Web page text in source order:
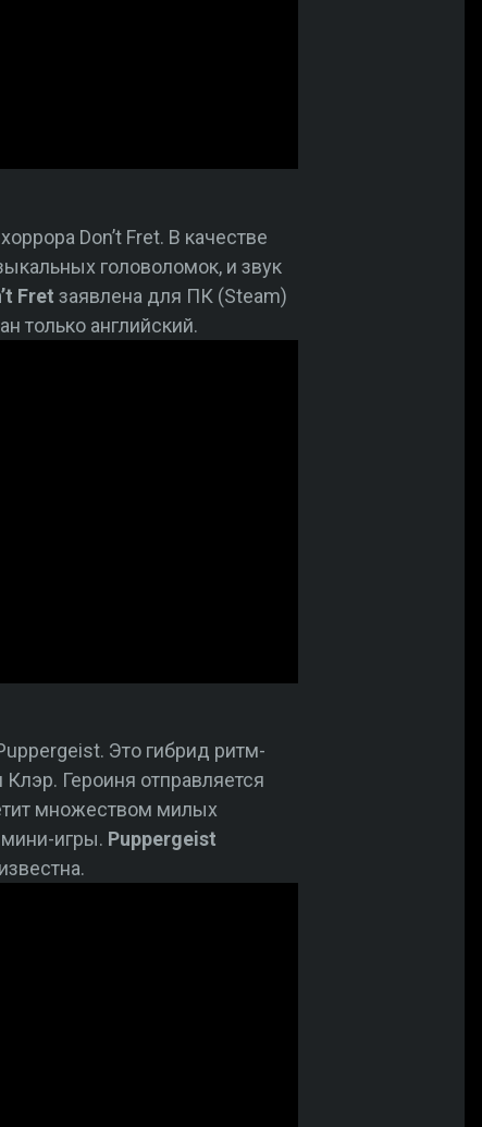
Don’t Fret. В качестве
головоломок, и звук
Fret заявлена для ПК (Steam)
только английский.
Это гибрид ритм-
Героиня отправляется
множеством милых
игры. Puppergeist